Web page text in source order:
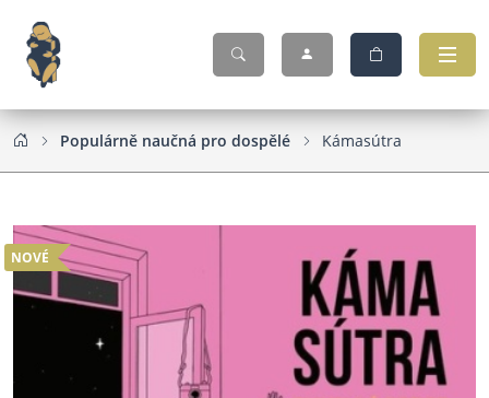
Populárně naučná pro dospělé Kámasútra
NOVÉ